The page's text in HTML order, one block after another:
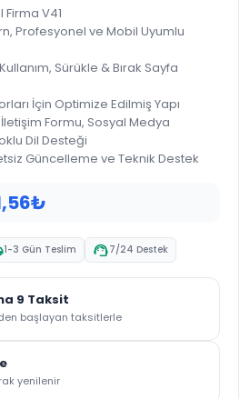
V41
Profesyonel ve Mobil Uyumlu
Sürükle & Bırak Sayfa
İçin Optimize Edilmiş Yapı
Formu, Sosyal Medya
Dil Desteği
Güncelleme ve Teknik Destek
₺
fiyat:
6.561,56₺.
1-3 Gün Teslim support_agent7/24 Destek
9 Taksit
başlayan taksitlerle
yenilenir